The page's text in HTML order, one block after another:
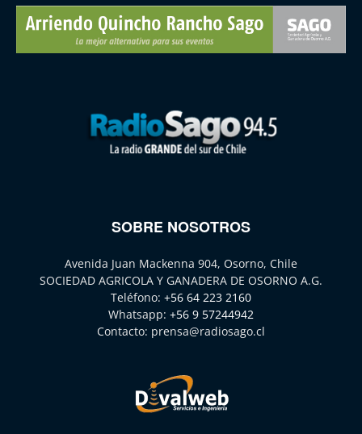
SOBRE NOSOTROS
Avenida Juan Mackenna 904, Osorno, Chile
SOCIEDAD AGRICOLA Y GANADERA DE OSORNO A.G.
Teléfono: +56 64 223 2160
Whatsapp: +56 9 57244942
Contacto: prensa@radiosago.cl